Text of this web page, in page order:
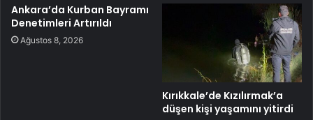
Ankara’da Kurban Bayramı
Denetimleri Artırıldı
Ağustos 8, 2026
Kırıkkale’de Kızılırmak’a
düşen kişi yaşamını yitirdi